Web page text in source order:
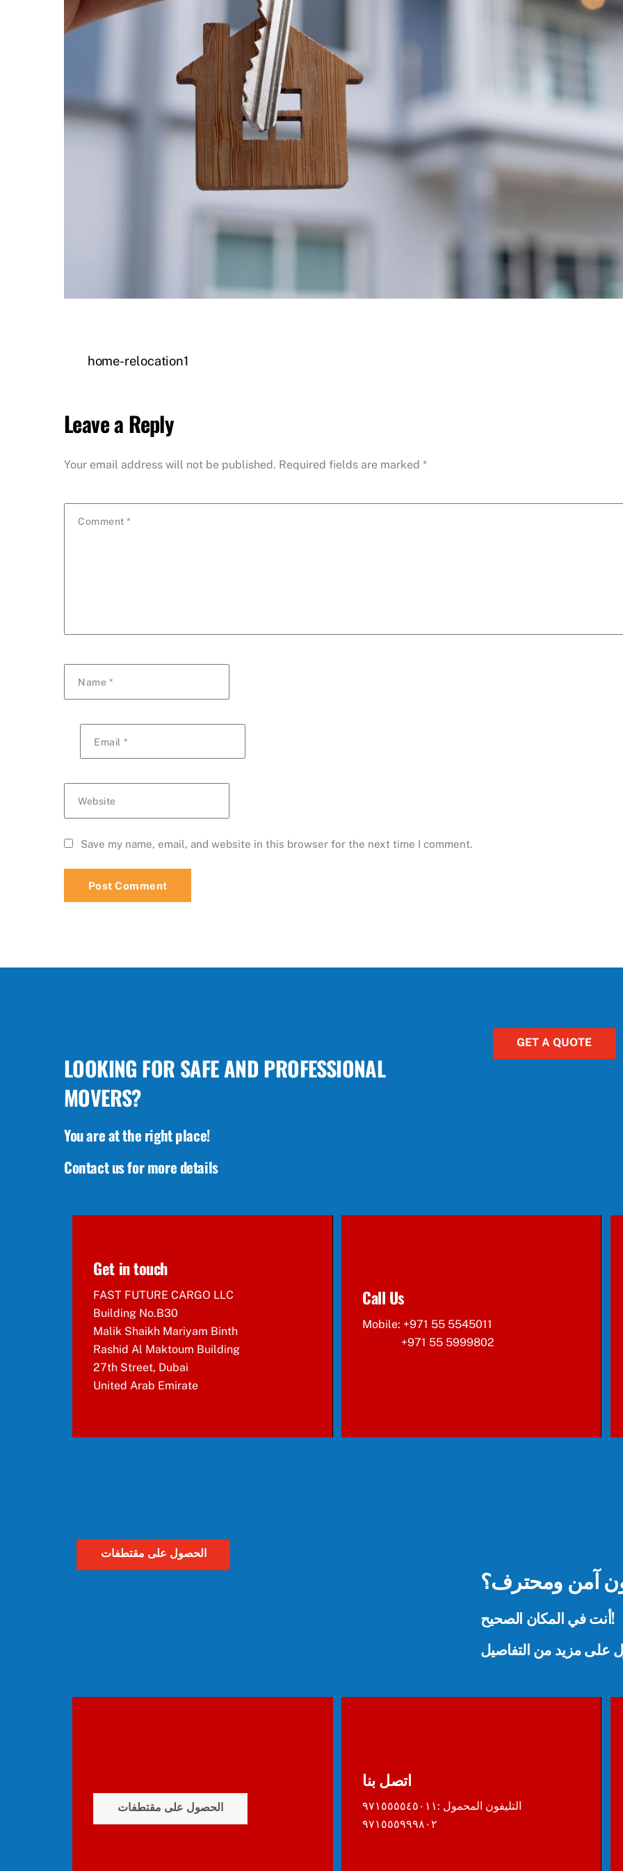
home-relocation1
Leave a Reply
Your email address will not be published. Required fields are marked *
Comment*
Name *
Email *
Website
Save my name, email, and website in this browser for the next time I comment.
LOOKING FOR SAFE AND PROFESSIONAL
MOVERS?
You are at the right place!
Contact us for more details
GET A QUOTE
Get in touch
FAST FUTURE CARGO LLC
Building No.B30
Malik Shaikh Mariyam Binth
Rashid Al Maktoum Building
27th Street, Dubai
United Arab Emirate
Call Us
Mobile: +971 55 5545011
+971 55 5999802
الحصول على مقتطفات
آمن ومحترف؟
أنت في المكان الصحيح!
على مزيد من التفاصيل
الحصول على مقتطفات
اتصل بنا
التليفون المحمول :٩٧١٥٥٥٥٤٥٠١١
٩٧١٥٥٥٩٩٩٨٠٢